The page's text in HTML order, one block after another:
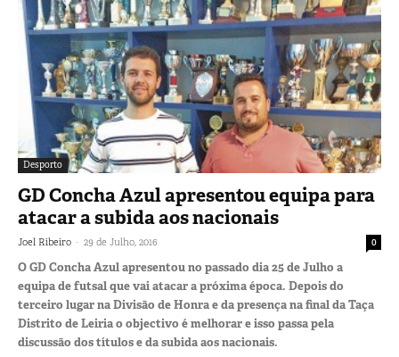
Desporto
GD Concha Azul apresentou equipa para
atacar a subida aos nacionais
Joel Ribeiro - 29 de Julho, 2016 0
O GD Concha Azul apresentou no passado dia 25 de Julho a
equipa de futsal que vai atacar a próxima época. Depois do
terceiro lugar na Divisão de Honra e da presença na final da Taça
Distrito de Leiria o objectivo é melhorar e isso passa pela
discussão dos títulos e da subida aos nacionais.